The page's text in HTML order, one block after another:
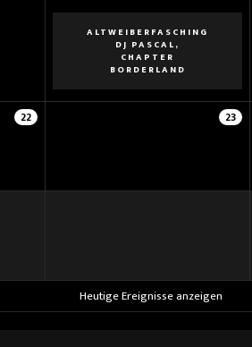
ALTWEIBERFASCHING
DJ PASCAL,
CHAPTER
BORDERLAND
22 23
Heutige Ereignisse anzeigen